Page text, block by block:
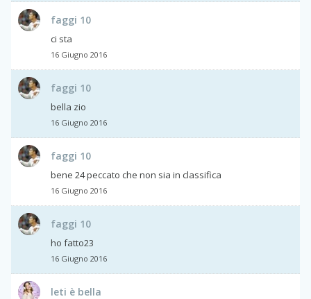
faggi 10
ci sta
16 Giugno 2016
faggi 10
bella zio
16 Giugno 2016
faggi 10
bene 24 peccato che non sia in classifica
16 Giugno 2016
faggi 10
ho fatto23
16 Giugno 2016
leti è bella